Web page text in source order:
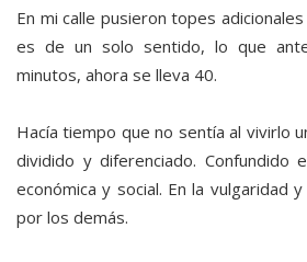
En mi calle pusieron topes
es de un solo sentido, lo que
minutos, ahora se lleva 40.
Hacía tiempo que no sentía al vivirlo
dividido y diferenciado. Confundido
económica y social. En la vulgaridad
por los demás.